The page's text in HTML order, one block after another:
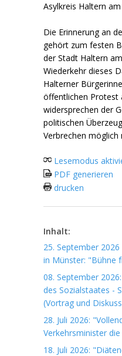
Asylkreis Haltern am
Die Erinnerung an
gehört zum festen
der Stadt Haltern
Wiederkehr dieses
Halterner
öffentlichen Protest
widersprechen der
politischen
Verbrechen möglich
Lesemodus
PDF generieren
drucken
Inhalt:
25. September
in Münster: "Bühne
08. September
des Sozialstaates -
(Vortrag und
28. Juli 2026:
Verkehrsminister
18. Juli 2026: